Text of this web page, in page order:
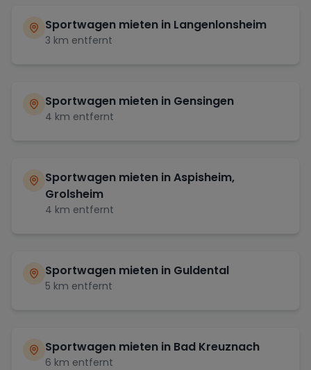
Sportwagen mieten in Langenlonsheim
3 km entfernt
Sportwagen mieten in Gensingen
4 km entfernt
Sportwagen mieten inAspisheim,
Grolsheim
4 km entfernt
Sportwagen mieten in Guldental
5 km entfernt
Sportwagen mieten in Bad Kreuznach
6 km entfernt